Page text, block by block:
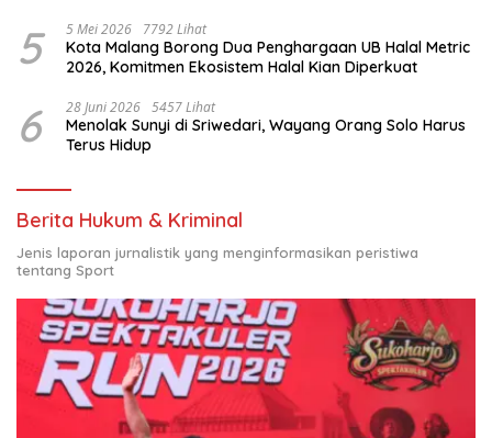
5 5 Mei 2026 7792 Lihat
Kota Malang Borong Dua Penghargaan UB Halal Metric
2026, Komitmen Ekosistem Halal Kian Diperkuat
6 28 Juni 2026 5457 Lihat
Menolak Sunyi di Sriwedari, Wayang Orang Solo Harus
Terus Hidup
Berita Hukum & Kriminal
Jenis laporan jurnalistik yang menginformasikan peristiwa
tentang Sport